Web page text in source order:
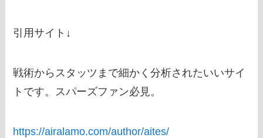
引用サイト↓
戦術からスタッツまで細かく分析されたいいサイ
トです。スパーズファン必見。
https://airalamo.com/author/aites/